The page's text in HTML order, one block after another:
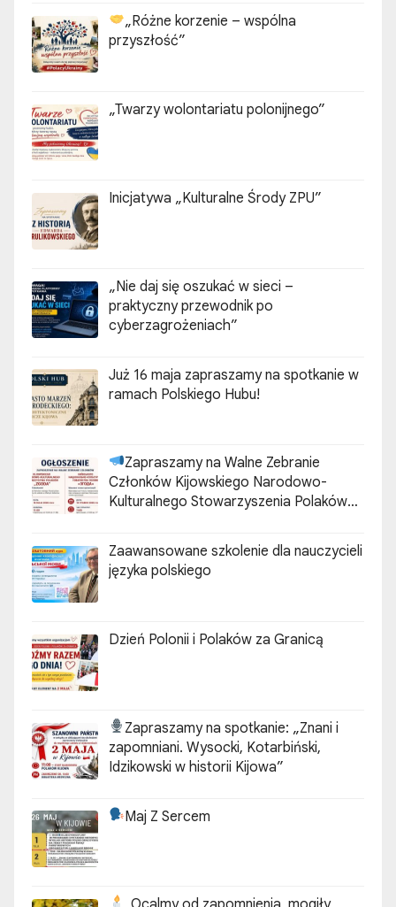
„Różne korzenie – wspólna
przyszłość”
„Twarzy wolontariatu polonijnego”
Inicjatywa „Kulturalne Środy ZPU”
„Nie daj się oszukać w sieci –
praktyczny przewodnik po
cyberzagrożeniach”
Już 16 maja zapraszamy na spotkanie w
ramach Polskiego Hubu!
Zapraszamy na Walne Zebranie
Członków Kijowskiego Narodowo-
Kulturalnego Stowarzyszenia Polaków
Zaawansowane szkolenie dla nauczycieli
języka polskiego
Dzień Polonii i Polaków za Granicą
Zapraszamy na spotkanie: „Znani i
zapomniani. Wysocki, Kotarbiński,
Idzikowski w historii Kijowa”
Maj Z Sercem